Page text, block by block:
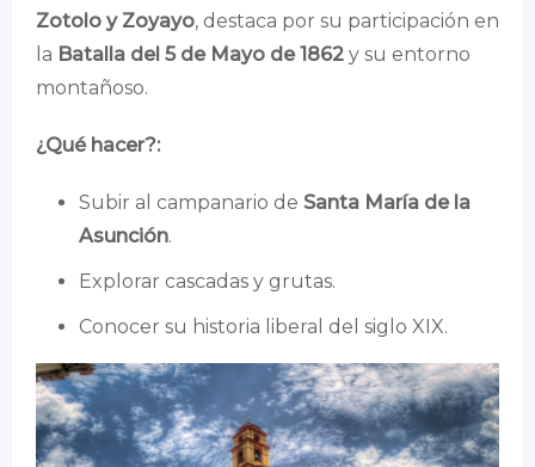
Zotolo y Zoyayo, destaca por su participación en
la Batalla del 5 de Mayo de 1862 y su entorno
montañoso.
¿Qué hacer?:
Subir al campanario de Santa María de la
Asunción.
Explorar cascadas y grutas.
Conocer su historia liberal del siglo XIX.